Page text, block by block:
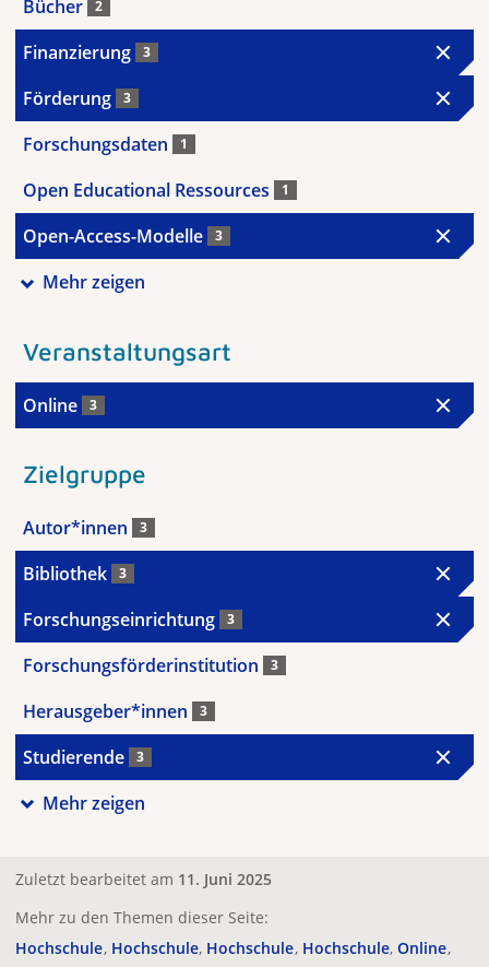
Bücher 2
Finanzierung 3
Förderung 3
Forschungsdaten 1
Open Educational Ressources 1
Open-Access-Modelle 3
Mehr zeigen
Veranstaltungsart
Online 3
Zielgruppe
Autor*innen 3
Bibliothek 3
Forschungseinrichtung 3
Forschungsförderinstitution 3
Herausgeber*innen 3
Studierende 3
Mehr zeigen
Zuletzt bearbeitet am 11. Juni 2025
Mehr zu den Themen dieser Seite:
Hochschule Hochschule Hochschule Hochschule Online